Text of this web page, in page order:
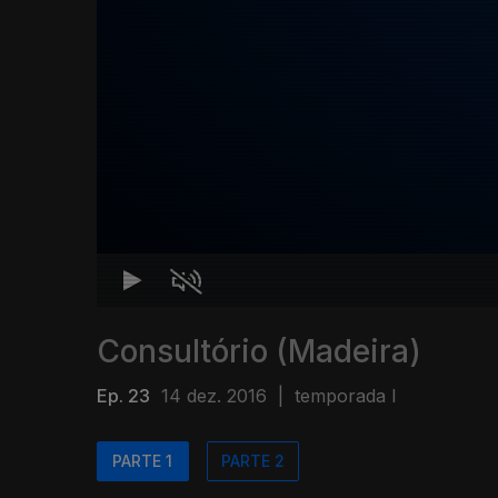
Consultório (Madeira)
Ep. 23 14 dez. 2016 temporada I
PARTE 1 PARTE 2